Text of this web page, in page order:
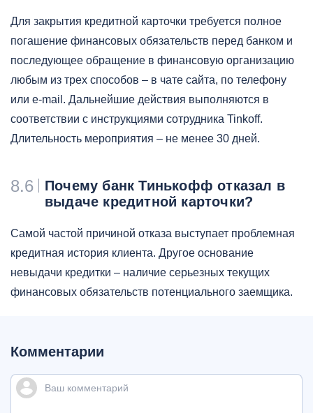
Для закрытия кредитной карточки требуется полное
погашение финансовых обязательств перед банком и
последующее обращение в финансовую организацию
любым из трех способов – в чате сайта, по телефону
или e-mail. Дальнейшие действия выполняются в
соответствии с инструкциями сотрудника Tinkoff.
Длительность мероприятия – не менее 30 дней.
8.6
Почему банк Тинькофф отказал в
выдаче кредитной карточки?
Самой частой причиной отказа выступает проблемная
кредитная история клиента. Другое основание
невыдачи кредитки – наличие серьезных текущих
финансовых обязательств потенциального заемщика.
Комментарии